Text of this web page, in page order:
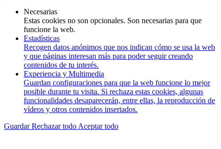
Necesarias
Estas cookies no son opcionales. Son necesarias para que
funcione la web.
Estadísticas
Recogen datos anónimos que nos indican cómo se usa la web
y que páginas interesan más para poder seguir creando
contenidos de tu interés.
Experiencia y Multimedia
Guardan configuraciones para que la web funcione lo mejor
posible durante tu visita. Si rechaza estas cookies, algunas
funcionalidades desaparecerán, entre ellas, la reproducción de
vídeos y otros contenidos insertados.
GuardarRechazar todo Aceptar todo